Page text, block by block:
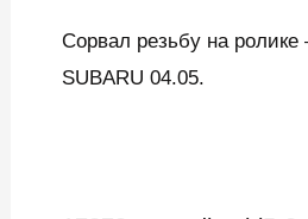
Сорвал резьбу на
SUBARU 04.05.